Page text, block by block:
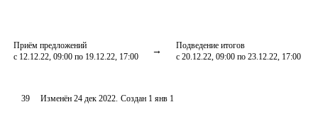
Приём предложений
с 12.12.22, 09:00 по 19.12.22, 17:00
Подведение итогов
с 20.12.22, 09:00 по 23.12.22, 17:00
39 Изменён24 дек 2022. Создан 1 янв 1